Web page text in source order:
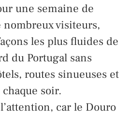
une semaine de
nombreux visiteurs,
les plus fluides de
du Portugal sans
routes sinueuses et
soir.
car le Douro